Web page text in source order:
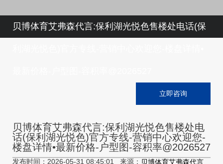
贝博体育艾弗森代言:保利湖光悦色售楼处电话(保
立即咨询
贝博体育艾弗森代言:保利湖光悦色售楼处电
话(保利湖光悦色)官方专线-营销中心欢迎您-
楼盘详情•最新价格-户型图-容积率@2026527
发布时间：2026-05-31 08:45:01 来源： 贝博体育艾弗森代言